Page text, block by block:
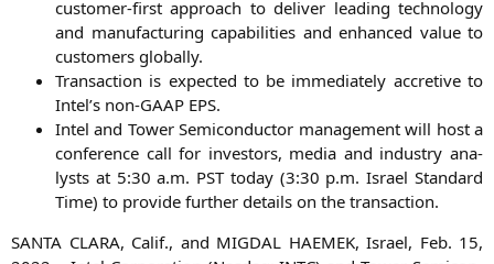
cus­to­mer-first approach to deli­ver lea­ding tech­no­lo­gy
and manu­fac­tu­ring capa­bi­li­ties and enhan­ced value to
cus­to­mers globally.
Tran­sac­tion is expec­ted to be imme­dia­te­ly accre­ti­ve to
Intel’s non-GAAP EPS.
Intel and Tower Semi­con­duc­tor manage­ment will host a
con­fe­rence call for inves­tors, media and indus­try ana­
lysts at 5:30 a.m. PSTtoday (3:30 p.m. Isra­el Stan­dard
Time) to pro­vi­de fur­ther details on the transaction.
SANTA CLARA, Calif., and MIGDAL HAEMEK, Isra­el, Feb. 15,